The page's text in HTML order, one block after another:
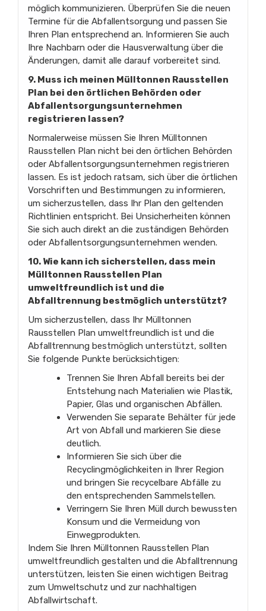
möglich kommunizieren. Überprüfen Sie die neuen
Termine für die Abfallentsorgung und passen Sie
Ihren Plan entsprechend an. Informieren Sie auch
Ihre Nachbarn oder die Hausverwaltung über die
Änderungen, damit alle darauf vorbereitet sind.
9. Muss ich meinen Mülltonnen Rausstellen
Plan bei den örtlichen Behörden oder
Abfallentsorgungsunternehmen
registrieren lassen?
Normalerweise müssen Sie Ihren Mülltonnen
Rausstellen Plan nicht bei den örtlichen Behörden
oder Abfallentsorgungsunternehmen registrieren
lassen. Es ist jedoch ratsam, sich über die örtlichen
Vorschriften und Bestimmungen zu informieren,
um sicherzustellen, dass Ihr Plan den geltenden
Richtlinien entspricht. Bei Unsicherheiten können
Sie sich auch direkt an die zuständigen Behörden
oder Abfallentsorgungsunternehmen wenden.
10. Wie kann ich sicherstellen, dass mein
Mülltonnen Rausstellen Plan
umweltfreundlich ist und die
Abfalltrennung bestmöglich unterstützt?
Um sicherzustellen, dass Ihr Mülltonnen
Rausstellen Plan umweltfreundlich ist und die
Abfalltrennung bestmöglich unterstützt, sollten
Sie folgende Punkte berücksichtigen:
Trennen Sie Ihren Abfall bereits bei der
Entstehung nach Materialien wie Plastik,
Papier, Glas und organischen Abfällen.
Verwenden Sie separate Behälter für jede
Art von Abfall und markieren Sie diese
deutlich.
Informieren Sie sich über die
Recyclingmöglichkeiten in Ihrer Region
und bringen Sie recycelbare Abfälle zu
den entsprechenden Sammelstellen.
Verringern Sie Ihren Müll durch bewussten
Konsum und die Vermeidung von
Einwegprodukten.
Indem Sie Ihren Mülltonnen Rausstellen Plan
umweltfreundlich gestalten und die Abfalltrennung
unterstützen, leisten Sie einen wichtigen Beitrag
zum Umweltschutz und zur nachhaltigen
Abfallwirtschaft.